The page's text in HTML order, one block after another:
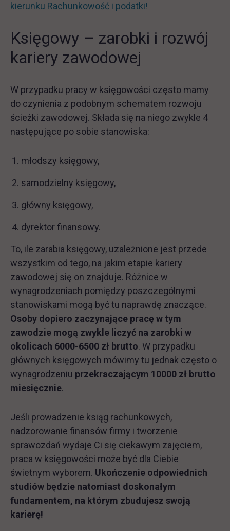
kierunku Rachunkowość i podatki!
Księgowy – zarobki i rozwój
kariery zawodowej
W przypadku pracy w księgowości często mamy
do czynienia z podobnym schematem rozwoju
ścieżki zawodowej. Składa się na niego zwykle 4
następujące po sobie stanowiska:
młodszy księgowy,
samodzielny księgowy,
główny księgowy,
dyrektor finansowy.
To, ile zarabia księgowy, uzależnione jest przede
wszystkim od tego, na jakim etapie kariery
zawodowej się on znajduje. Różnice w
wynagrodzeniach pomiędzy poszczególnymi
stanowiskami mogą być tu naprawdę znaczące.
Osoby dopiero zaczynające pracę w tym
zawodzie mogą zwykle liczyć na zarobki w
okolicach 6000-6500 zł brutto. W przypadku
głównych księgowych mówimy tu jednak często o
wynagrodzeniu przekraczającym 10000 zł brutto
miesięcznie.
Jeśli prowadzenie ksiąg rachunkowych,
nadzorowanie finansów firmy i tworzenie
sprawozdań wydaje Ci się ciekawym zajęciem,
praca w księgowości może być dla Ciebie
świetnym wyborem. Ukończenie odpowiednich
studiów będzie natomiast doskonałym
fundamentem, na którym zbudujesz swoją
karierę!